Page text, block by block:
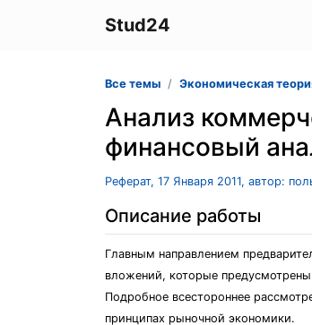
Stud24
Все темы Экономическая
Анализ
финансовый
Реферат, 17 Января 2011, автор:
Описание работы
Главным направлением
вложений, которые
Подробное всестороннее
принципах рыночной экономики.